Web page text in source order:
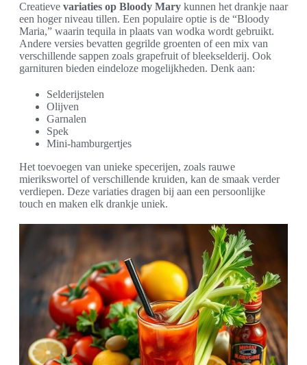
Creatieve variaties op Bloody Mary kunnen het drankje naar
een hoger niveau tillen. Een populaire optie is de “Bloody
Maria,” waarin tequila in plaats van wodka wordt gebruikt.
Andere versies bevatten gegrilde groenten of een mix van
verschillende sappen zoals grapefruit of bleekselderij. Ook
garnituren bieden eindeloze mogelijkheden. Denk aan:
Selderijstelen
Olijven
Garnalen
Spek
Mini-hamburgertjes
Het toevoegen van unieke specerijen, zoals rauwe
mierikswortel of verschillende kruiden, kan de smaak verder
verdiepen. Deze variaties dragen bij aan een persoonlijke
touch en maken elk drankje uniek.